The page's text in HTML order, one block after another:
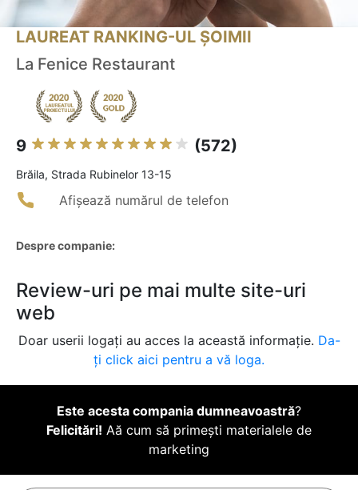
LAUREAT RANKING-UL ȘOIMII
La Fenice Restaurant
9 (572)
Brăila, Strada Rubinelor 13-15
Afișează numărul de telefon
Despre companie:
Review-uri pe mai multe site-uri
web
Doar userii logați au acces la această informație. Da-
ți click aici pentru a vă loga.
Este acesta compania dumneavoastră?
Felicitări! Aă cum să primești materialele de
marketing